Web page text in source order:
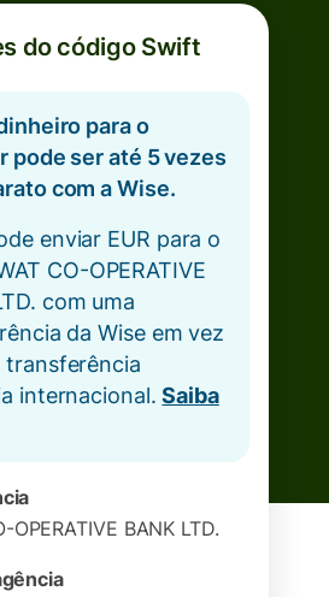
do código Swift
para o
pode ser até 5 vezes
com a Wise.
enviar EUR para o
CO-OPERATIVE
com uma
da Wise em vez
transferência
internacional.Saiba
OPERATIVE BANK LTD.